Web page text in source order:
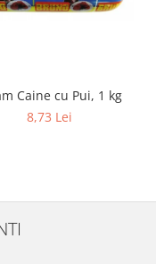
Caine cu Pui, 1 kg
8,73 Lei